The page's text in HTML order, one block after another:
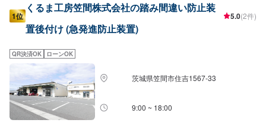
1位
くるま工房笠間株式会社の踏み間違い防止装
置後付け (急発進防止装置)
5.0(2件)
QR決済OK ローンOK
茨城県笠間市住吉1567-33
9:00 ~ 18:00